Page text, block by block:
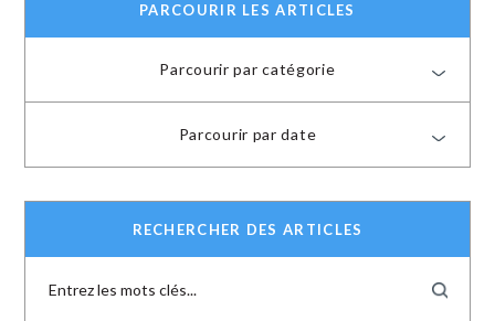
PARCOURIR LES ARTICLES
Parcourir par catégorie
Parcourir par date
RECHERCHER DES ARTICLES